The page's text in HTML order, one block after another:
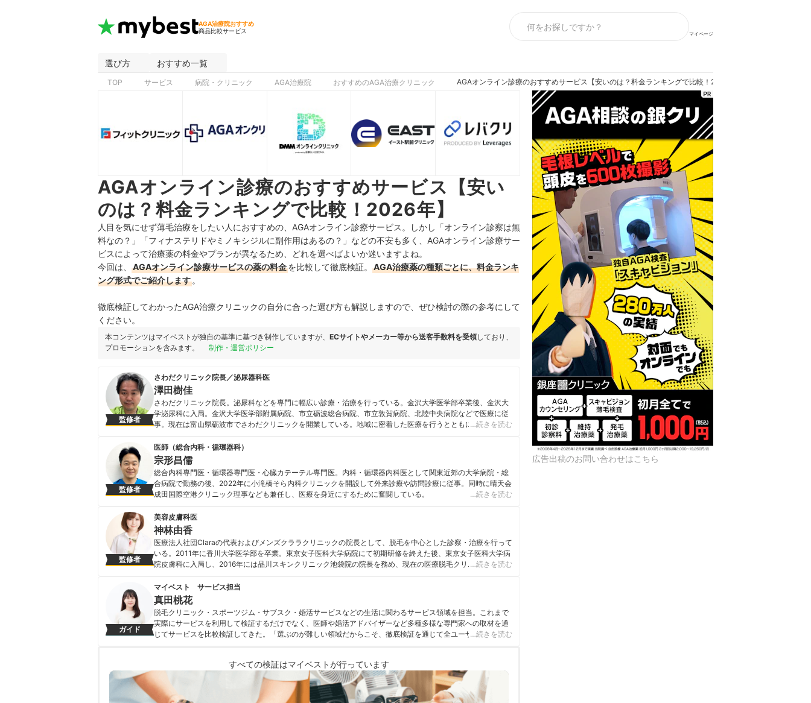
AGA治療院おすすめ
商品比較サービス
マイページ
選び方 おすすめ一覧
TOP サービス 病院・クリニック AGA治療院 おすすめのAGA治療クリニック AGAオンライン診療のおすすめサービス【安いのは？料金ランキングで比較！2026年】
AGAオンライン診療のおすすめサービス【安い
のは？料金ランキングで比較！2026年】
人目を気にせず薄毛治療をしたい人におすすめの、AGAオンライン診療サービス。しかし「オンライン診察は無
料なの？」「フィナステリドやミノキシジルに副作用はあるの？」などの不安も多く、AGAオンライン診療サー
ビスによって治療薬の料金やプランが異なるため、どれを選べばよいか迷いますよね。
今回は、
AGAオンライン診療サービスの薬の料金を比較して徹底検証。
AGA治療薬の種類ごとに、料金ランキ
ング形式でご紹介します 。
徹底検証してわかったAGA治療クリニックの自分に合った選び方も解説しますので、ぜひ検討の際の参考にして
ください。
本コンテンツはマイベストが独自の基準に基づき制作していますが、 ECサイトやメーカー等から送客手数料を受領しており、
プロモーションを含みます。
制作・運営ポリシー
監修者
さわだクリニック院長／泌尿器科医
澤田樹佳
さわだクリニック院長。泌尿科などを専門に幅広い診療・治療を行っている。金沢大学医学部卒業後、金沢大
学泌尿科に入局。金沢大学医学部附属病院、市立砺波総合病院、市立敦賀病院、北陸中央病院などで医療に従
事。現在は富山県砺波市でさわだクリニックを開業している。地域に密着した医療を行うとともに、在宅医療
澤田樹佳のプロフィール
…続きを読む
監修者
医師（総合内科・循環器科）
宗形昌儒
総合内科専門医・循環器専門医・心臓カテーテル専門医。内科・循環器内科医として関東近郊の大学病院・総
合病院で勤務の後、2022年に小滝橋そら内科クリニックを開設して外来診療や訪問診療に従事。同時に晴天会
成田国際空港クリニック理事なども兼任し、医療を身近にするために奮闘している。
…続きを読む
監修者
美容皮膚科医
神林由香
医療法人社団Claraの代表およびメンズクララクリニックの院長として、脱毛を中心とした診察・治療を行って
いる。2011年に香川大学医学部を卒業。東京女子医科大学病院にて初期研修を終えた後、東京女子医科大学病
院皮膚科に入局し、2016年には品川スキンクリニック池袋院の院長を務め、現在の医療脱毛クリニックに。ま
績＞ ・フジテレビ系「ホンマでっか!?TV」 ・フジテレビ「EXITV」 ・TOKYO MX 「BHN-TV」 ・雑誌
LEON2020年11月号掲載
神林由香のプロフィール
…続きを読む
ガイド
マイベスト サービス担当
真田桃花
脱毛クリニック・スポーツジム・サブスク・婚活サービスなどの生活に関わるサービス領域を担当。これまで
実際にサービスを利用して検証するだけでなく、医師や婚活アドバイザーなど多種多様な専門家への取材を通
じてサービスを比較検証してきた。「選ぶのが難しい領域だからこそ、徹底検証を通じて全ユーザーが選びや
…続きを読む
すべての検証はマイベストが行っています
広告出稿のお問い合わせはこちら